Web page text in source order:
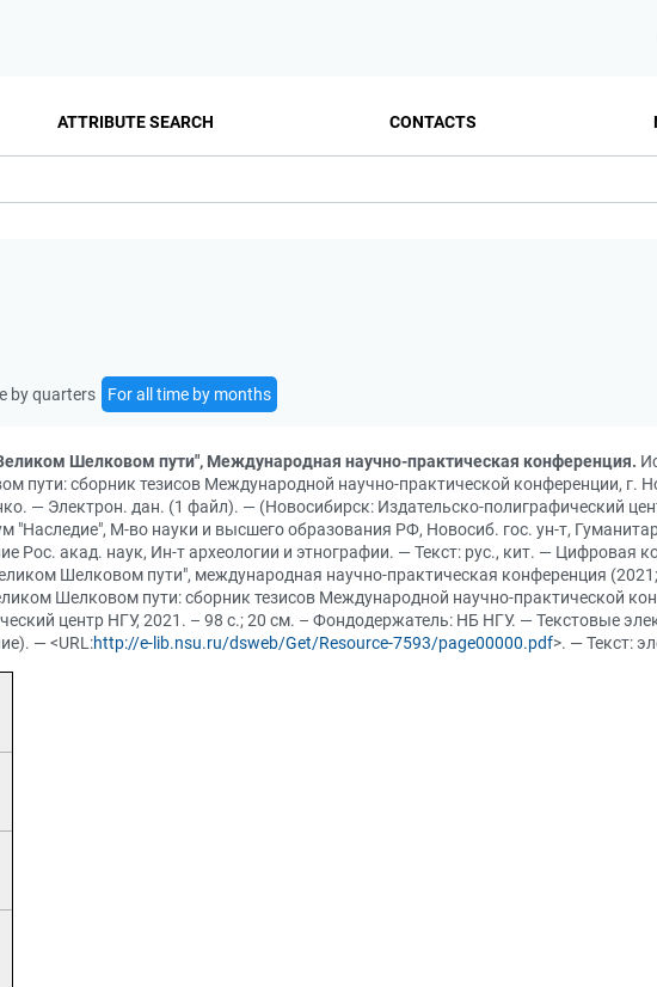
ATTRIBUTE SEARCH CONTACTS
by quarters For all time by months
Шелковом пути", Международная научно-практическая конференция.
пути: cборник тезисов Международной научно-практической конференции, г.
— Электрон. дан. (1 файл). — (Новосибирск: Издательско-полиграфический
М-во науки и высшего образования РФ, Новосиб. гос. ун-т,
Рос. акад. наук, Ин-т археологии и этнографии. — Текст: рус., кит. — Цифровая
Шелковом пути", международная научно-практическая конференция
Шелковом пути: сборник тезисов Международной научно-практической
центр НГУ, 2021. – 98 с.; 20 см. – Фондодержатель: НБ НГУ. — Текстовые
— <URL:http://e-lib.nsu.ru/dsweb/Get/Resource-7593/page00000.pdf>. — Текст: